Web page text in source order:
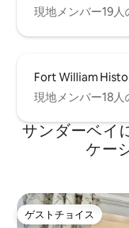
現地メンバー19人
Fort William
現地メンバー18人
サンダーベイ
ケー
ゲストチョイス
ゲストチョイス